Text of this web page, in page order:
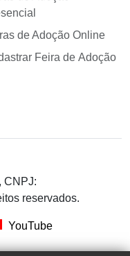
de Adoção Online
Feira de Adoção
CNPJ:
reservados.
YouTube